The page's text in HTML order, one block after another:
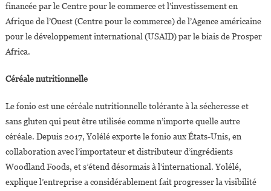
financée par le Centre pour le commerce et l’investissement en
Afrique de l’Ouest (Centre pour le commerce) de l’Agence américaine
pour le développement international (USAID) par le biais de Prosper
Africa.
Céréale nutritionnelle
Le fonio est une céréale nutritionnelle tolérante à la sécheresse et
sans gluten qui peut être utilisée comme n’importe quelle autre
céréale. Depuis 2017, Yolélé exporte le fonio aux États-Unis, en
collaboration avec l’importateur et distributeur d’ingrédients
Woodland Foods, et s’étend désormais à l’international. Yolélé,
explique l’entreprise a considérablement fait progresser la visibilité